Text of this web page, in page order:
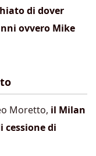
di dover
ovvero Mike
Moretto, il Milan
cessione di